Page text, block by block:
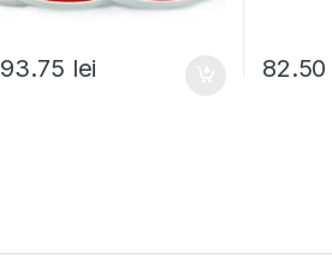
93.75 lei 82.50